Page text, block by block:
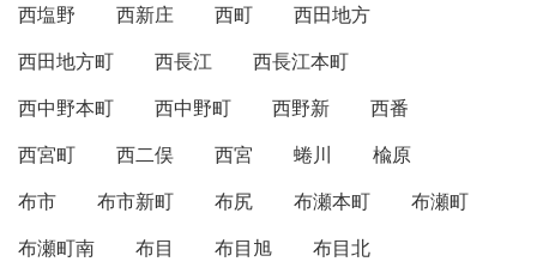
西塩野
西新庄 西町
西田地方
西田地方町
西長江
西長江本町
西中野本町
西中野町 西野新
西番
西宮町
西二俣 西宮 蜷川
楡原
布市
布市新町 布尻 布瀬本町
布瀬町
布瀬町南
布目 布目旭
布目北